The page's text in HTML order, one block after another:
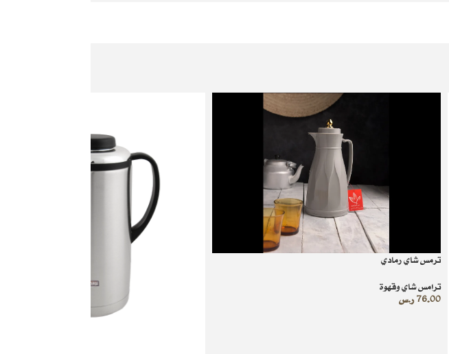
ترمس شاي رمادي
ترامس شاي وقهوة
76.00ر.س